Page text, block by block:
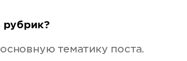
рубрик?
тематику поста.